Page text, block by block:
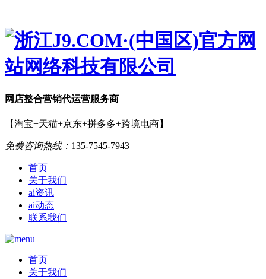
网店整合营销代运营服务商
【淘宝+天猫+京东+拼多多+跨境电商】
免费咨询热线： 135-7545-7943
首页
关于我们
ai资讯
ai动态
联系我们
首页
关于我们